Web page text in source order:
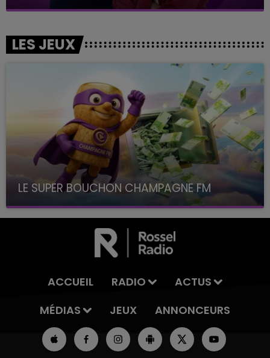
LES JEUX
LE SUPER BOUCHON CHAMPAGNE FM
avec La Famille Champagne FM, à 8H10
ACCUEIL RADIO
ACTUS
MÉDIAS
JEUX ANNONCEURS